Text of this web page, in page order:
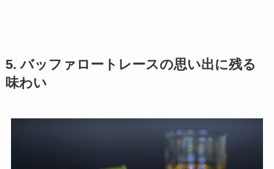
5. バッファロートレースの思い出に残る
味わい